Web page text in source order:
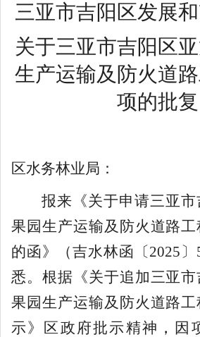
三亚市吉阳区发展和
关于三亚市吉阳区
生产运输及防火道
项的批复
区水务林业局 ：
报来《关于申请三亚
果园生产运输及防火道路
的函》 （吉水林函 〔2025 〕
悉。 根据《关于追加三亚
果园生产运输及防火道路
示》区政府批示精神 ， 因